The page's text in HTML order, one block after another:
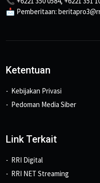
📩 Pemberitaan:
Ketentuan
Kebijakan Privasi
Pedoman Media Siber
Link Terkait
RRI Digital
RRI NET Streaming